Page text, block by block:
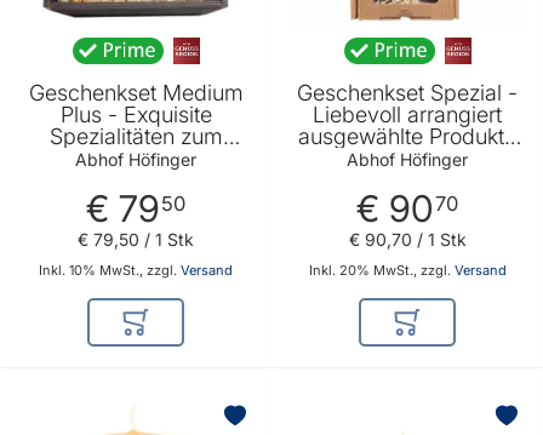
Geschenkset Medium
Plus - Exquisite
Spezialitäten zum
Genießen und ein
jede Gelegenheit von
Abhof Höfinger
Abhof Höfinger
€ 7950
Inkl. 10% MwSt., zzgl. Versand
€ 79,50 / 1 Stk
In den Warenkorb
Geschenkset Spezial -
Liebevoll arrangiert
ausgewählte Produkte
zum Genießen und
Höfinger
Abhof Höfinger
€ 9070
Inkl. 20% MwSt., zzgl. Versand
€ 90,70 / 1 Stk
In den